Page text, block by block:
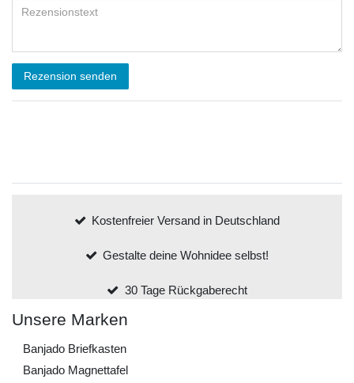
Rezension senden
Kostenfreier Versand in Deutschland
Gestalte deine Wohnidee selbst!
30 Tage Rückgaberecht
Unsere Marken
Banjado Briefkasten
Banjado Magnettafel